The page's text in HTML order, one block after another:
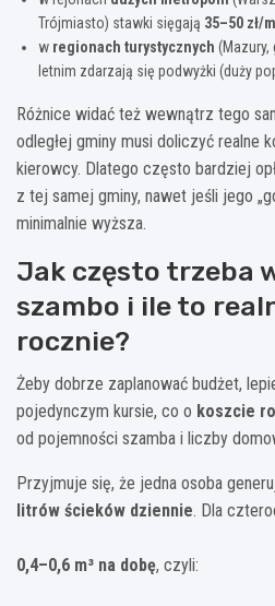
Trójmiasto) stawki sięgają 35–50 zł/
w regionach turystycznych (Mazury,
letnim zdarzają się podwyżki (duży
Różnice widać też wewnątrz tego
odległej gminy musi doliczyć realne
kierowcy. Dlatego często bardziej
z tej samej gminy, nawet jeśli jego
minimalnie wyższa.
Jak często trzeba
szambo i ile to
rocznie?
Żeby dobrze zaplanować budżet,
pojedynczym kursie, co o koszcie
od pojemności szamba i liczby
Przyjmuje się, że jedna osoba
litrów ścieków dziennie. Dla
0,4–0,6 m³ na dobę, czyli: